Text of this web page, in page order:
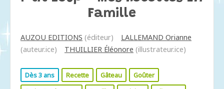
Famille
AUZOU EDITIONS (éditeur)
LALLEMAND Orianne
(auteur.ice)
THUILLIER Éléonore (illustrateur.ice)
Dès 3 ans Recette Gâteau
Goûter